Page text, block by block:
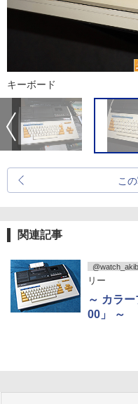
キーボード
こ
関連記事
リー
～ カラ
00」 ～